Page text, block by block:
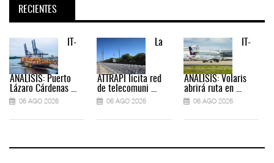
RECIENTES
IT-
ANÁLISIS: Puerto
Lázaro Cárdenas ...
06 AGO 2026
La
ATTRAPI licita red
de telecomuni ...
06 AGO 2026
IT-
ANÁLISIS: Volaris
abrirá ruta en ...
06 AGO 2026